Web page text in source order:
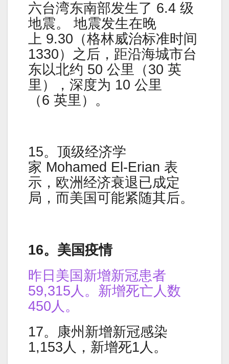
六台湾东南部发生了 6.4 级
地震。 地震发生在晚
上 9.30（格林威治标准时间
1330）之后，距沿海城市台
东以北约 50 公里（30 英
里），深度为 10 公里
（6 英里）。
15。顶级经济学
家 Mohamed El-Erian 表
示，欧洲经济衰退已成定
局，而美国可能紧随其后。
16。美国疫情
昨日美国新增新冠患者
59,315人。新增死亡人数
450人。
17。康州新增新冠感染
1,153人，新增死1人。